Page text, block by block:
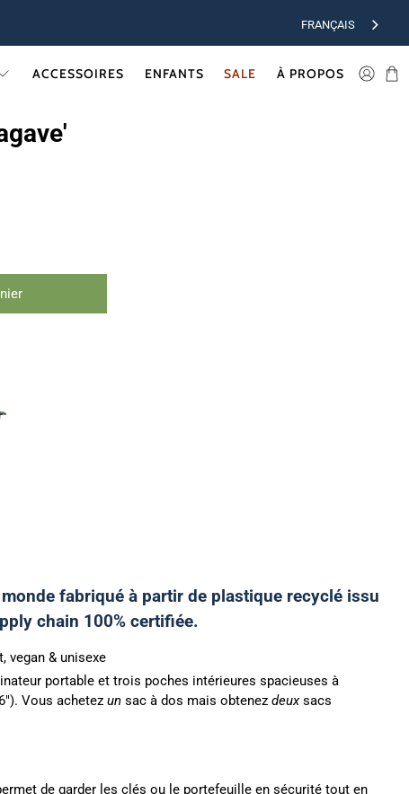
ACCESSOIRES ENFANTS SALE À PROPOS
fabriqué à partir de plastique recyclé issu
chain 100% certifiée.
vegan & unisexe
portable et trois poches intérieures spacieuses à
Vous achetez un sac à dos mais obtenez deuxsacs
de garder les clés ou le portefeuille en sécurité tout en
FRANÇAIS